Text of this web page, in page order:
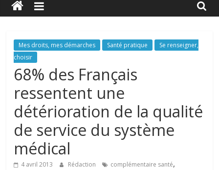
Santé
La
santé
de
toute
famille
Mes droits, mes démarches Santé pratique
Se renseigner,
choisir
68% des Français
ressentent une
détérioration de la qualité
de service du système
médical
4 avril 2013 Rédaction complémentaire santé,